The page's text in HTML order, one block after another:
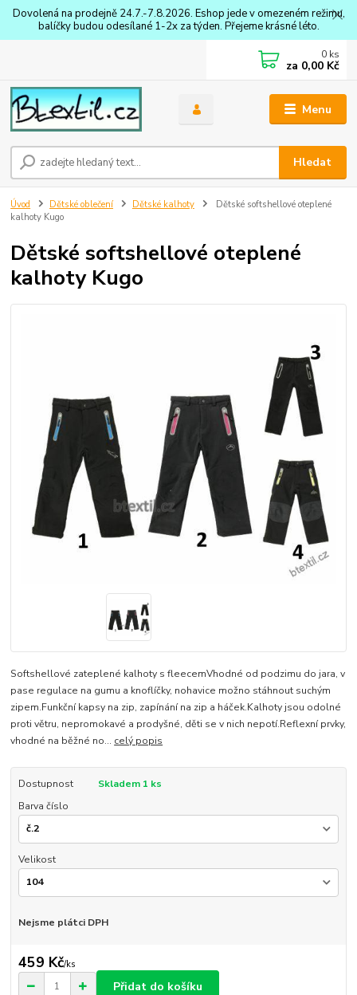
Dovolená na prodejně 24.7.-7.8.2026. Eshop jede v omezeném režimu,
balíčky budou odesílané 1-2x za týden. Přejeme krásné léto.
Menu
Hledat
0 ks
za 0,00 Kč
Úvod Dětské oblečení Dětské kalhoty
Dětské softshellové oteplené
kalhoty Kugo
Dětské softshellové oteplené
kalhoty Kugo
Softshellové zateplené kalhoty s fleecemVhodné od podzimu do jara, v
pase regulace na gumu a knoflíčky, nohavice možno stáhnout suchým
zipem.Funkční kapsy na zip, zapínání na zip a háček.Kalhoty jsou odolné
proti větru, nepromokavé a prodyšné, děti se v nich nepotí.Reflexní prvky,
vhodné na běžné no... celý popis
Dostupnost
Skladem 1 ks
Barva číslo
Velikost
Nejsme plátci DPH
459 Kč/ks
Přidat do košíku